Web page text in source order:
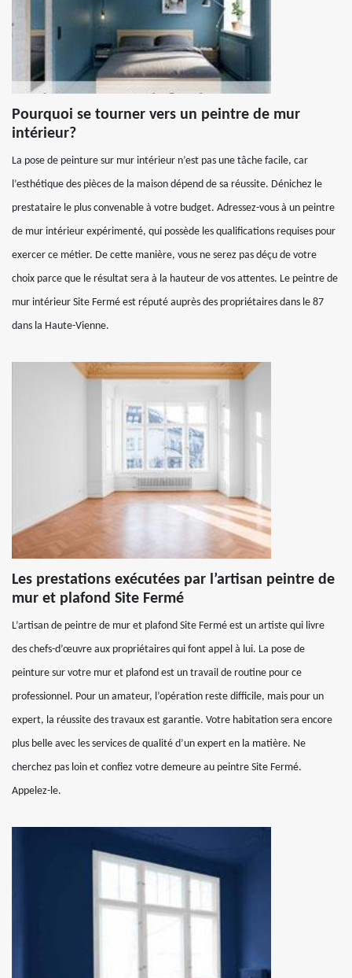
Pourquoi se tourner vers un peintre de mur
intérieur?
La pose de peinture sur mur intérieur n’est pas une tâche facile, car
l’esthétique des pièces de la maison dépend de sa réussite. Dénichez le
prestataire le plus convenable à votre budget. Adressez-vous à un peintre
de mur intérieur expérimenté, qui possède les qualifications requises pour
exercer ce métier. De cette manière, vous ne serez pas déçu de votre
choix parce que le résultat sera à la hauteur de vos attentes. Le peintre de
mur intérieur Site Fermé est réputé auprès des propriétaires dans le 87
dans la Haute-Vienne.
Les prestations exécutées par l’artisan peintre de
mur et plafond Site Fermé
L’artisan de peintre de mur et plafond Site Fermé est un artiste qui livre
des chefs-d’œuvre aux propriétaires qui font appel à lui. La pose de
peinture sur votre mur et plafond est un travail de routine pour ce
professionnel. Pour un amateur, l’opération reste difficile, mais pour un
expert, la réussite des travaux est garantie. Votre habitation sera encore
plus belle avec les services de qualité d’un expert en la matière. Ne
cherchez pas loin et confiez votre demeure au peintre Site Fermé.
Appelez-le.